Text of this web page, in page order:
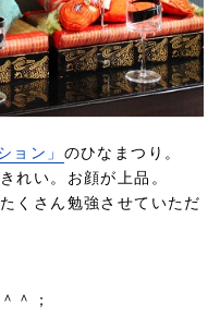
ョン」 のひなまつり。
れい。お顔が上品。
くさん勉強させていただ
＾；